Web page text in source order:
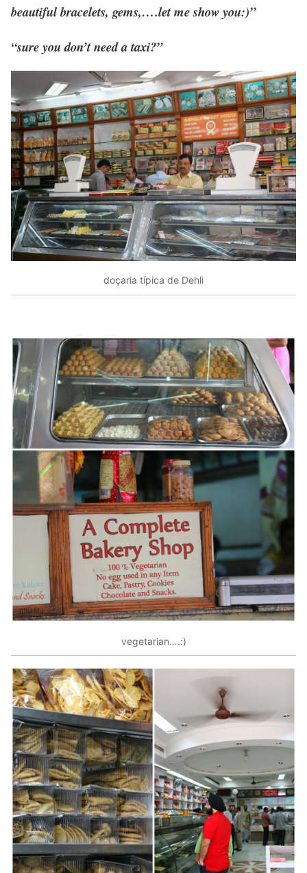
beautiful bracelets, gems,….let me show you:)”
“sure you don’t need a taxi?”
doçaria típica de Dehli
vegetarian….:)